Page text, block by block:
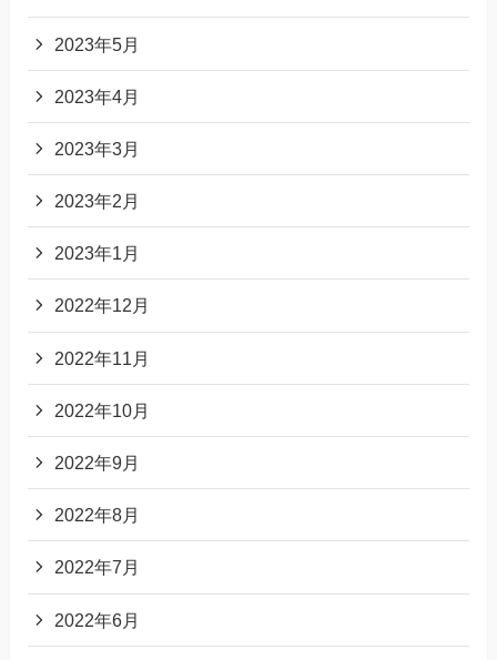
2023年5月
2023年4月
2023年3月
2023年2月
2023年1月
2022年12月
2022年11月
2022年10月
2022年9月
2022年8月
2022年7月
2022年6月